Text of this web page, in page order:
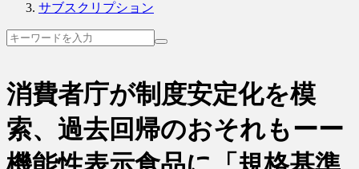
サブスクリプション
消費者庁が制度安定化を模
索、過去回帰のおそれもーー